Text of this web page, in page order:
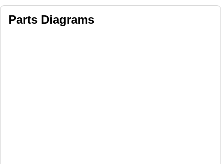
Parts Diagrams